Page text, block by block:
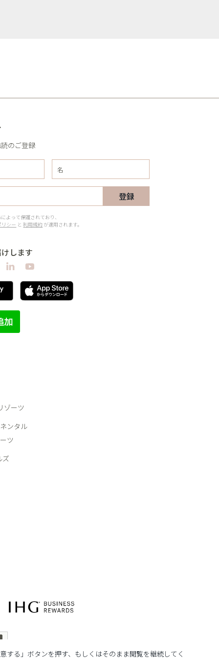
ゾーツ
ンタル
ツ
ズ
のご登録
登録
よって保護されており、
シー と利用規約 が適用されます。
します
る」ボタンを押す、もしくはそのまま閲覧を継続してく